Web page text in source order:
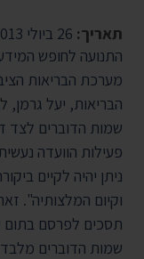
תאריך:
התנועה לחופש
מערכת הבריאות
הבריאות, יעל גרמן,
שמות הדוברים לצד
פעילות הוועדה
ניתן יהיה לקיים
וקיום המלצותיה".
תסכים לפרסם בתום
שמות הדוברים